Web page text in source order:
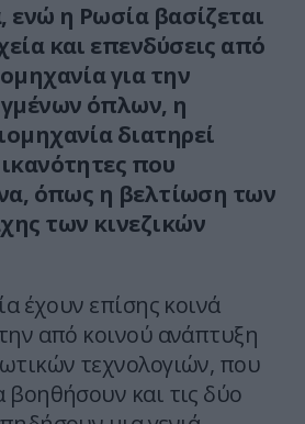
ενώ η Ρωσία βασίζεται
και επενδύσεις από
για την
όπλων, η
διατηρεί
που
όπως η βελτίωση των
των κινεζικών
έχουν επίσης κοινά
από κοινού ανάπτυξη
τεχνολογιών, που
και τις δύο